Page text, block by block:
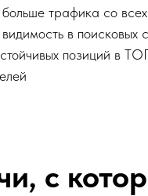
трафика со
в поисковых
позиций в
с